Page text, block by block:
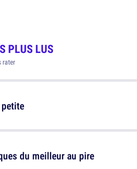
PLUS LUS
rater
du meilleur au pire